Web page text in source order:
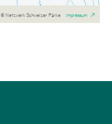
© Netzwerk Schweizer Pärke Impressum